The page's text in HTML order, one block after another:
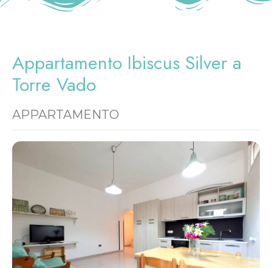
Appartamento Ibiscus Silver a
Torre Vado
APPARTAMENTO